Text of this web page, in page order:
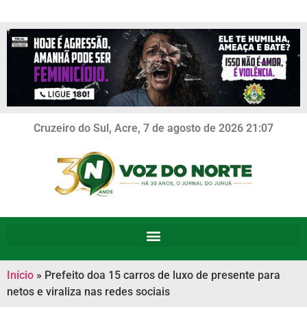
Cruzeiro do Sul, Acre, 7 de agosto de 2026 21:07
Início » Prefeito doa 15 carros de luxo de presente para
netos e viraliza nas redes sociais